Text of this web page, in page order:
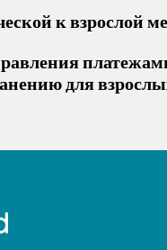
к взрослой
для